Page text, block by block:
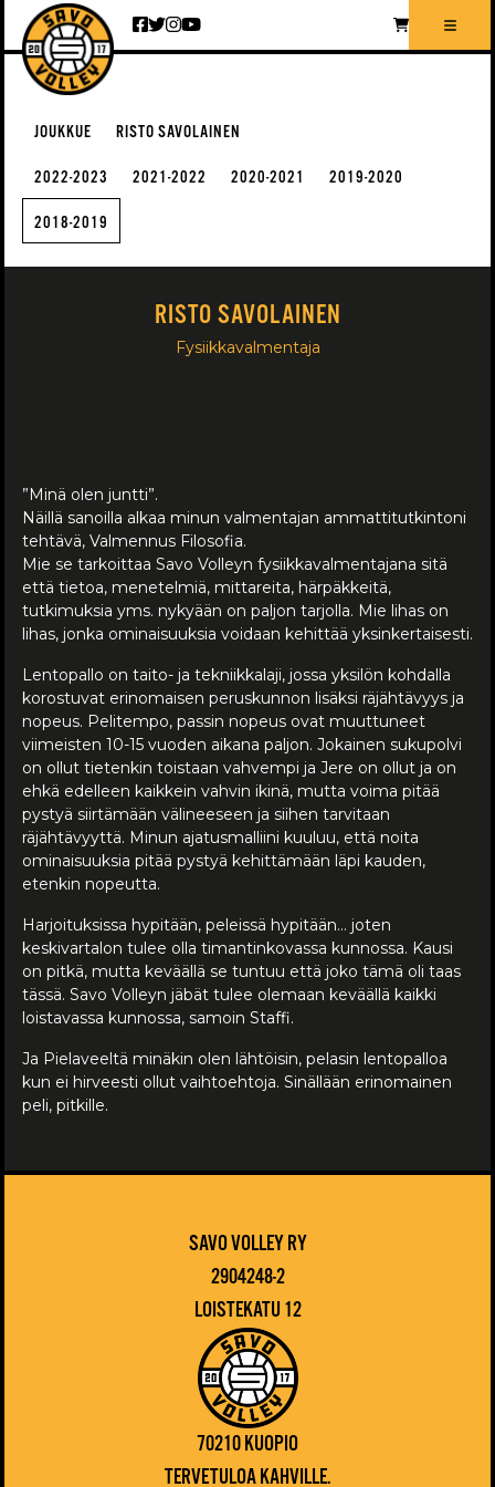
Siirry sisältöön
JOUKKUE RISTO SAVOLAINEN
2022-2023 2021-2022 2020-2021 2019-2020
2018-2019
RISTO SAVOLAINEN
Fysiikkavalmentaja
”Minä olen juntti”.
Näillä sanoilla alkaa minun valmentajan ammattitutkintoni
tehtävä, Valmennus Filosofia.
Mie se tarkoittaa Savo Volleyn fysiikkavalmentajana sitä
että tietoa, menetelmiä, mittareita, härpäkkeitä,
tutkimuksia yms. nykyään on paljon tarjolla. Mie lihas on
lihas, jonka ominaisuuksia voidaan kehittää yksinkertaisesti.
Lentopallo on taito- ja tekniikkalaji, jossa yksilön kohdalla
korostuvat erinomaisen peruskunnon lisäksi räjähtävyys ja
nopeus. Pelitempo, passin nopeus ovat muuttuneet
viimeisten 10-15 vuoden aikana paljon. Jokainen sukupolvi
on ollut tietenkin toistaan vahvempi ja Jere on ollut ja on
ehkä edelleen kaikkein vahvin ikinä, mutta voima pitää
pystyä siirtämään välineeseen ja siihen tarvitaan
räjähtävyyttä. Minun ajatusmalliini kuuluu, että noita
ominaisuuksia pitää pystyä kehittämään läpi kauden,
etenkin nopeutta.
Harjoituksissa hypitään, peleissä hypitään… joten
keskivartalon tulee olla timantinkovassa kunnossa. Kausi
on pitkä, mutta keväällä se tuntuu että joko tämä oli taas
tässä. Savo Volleyn jäbät tulee olemaan keväällä kaikki
loistavassa kunnossa, samoin Staffi.
Ja Pielaveeltä minäkin olen lähtöisin, pelasin lentopalloa
kun ei hirveesti ollut vaihtoehtoja. Sinällään erinomainen
peli, pitkille.
SAVO VOLLEY RY
2904248-2
LOISTEKATU 12
70210 KUOPIO
TERVETULOA KAHVILLE.